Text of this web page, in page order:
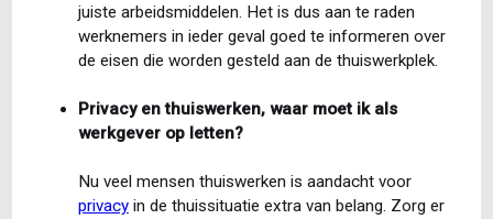
juiste arbeidsmiddelen. Het is dus aan te raden
werknemers in ieder geval goed te informeren over
de eisen die worden gesteld aan de thuiswerkplek.
Privacy en thuiswerken, waar moet ik als
werkgever op letten?
Nu veel mensen thuiswerken is aandacht voor
privacyin de thuissituatie extra van belang. Zorg er